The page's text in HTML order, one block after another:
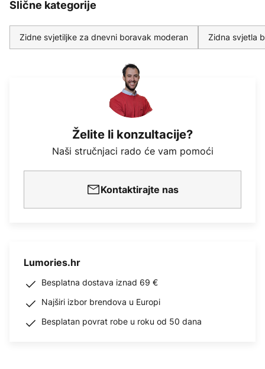
Slične kategorije
Zidne svjetiljke za dnevni boravak moderan Zidna svjetla
Želite li konzultacije?
Naši stručnjaci rado će vam pomoći
Kontaktirajte nas
Lumories.hr
Besplatna dostava iznad 69 €
Najširi izbor brendova u Europi
Besplatan povrat robe u roku od 50 dana